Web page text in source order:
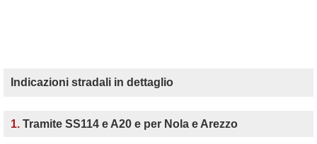
Indicazioni stradali in dettaglio
1. Tramite SS114 e A20 e per Nola e Arezzo